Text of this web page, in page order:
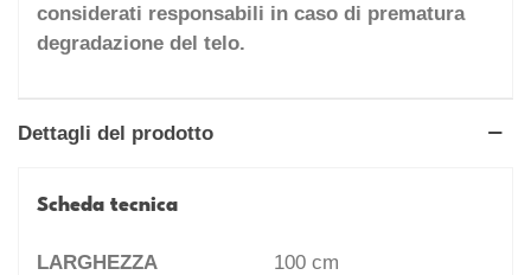
considerati responsabili in caso di prematura
degradazione del telo.
Dettagli del prodotto
Scheda tecnica
LARGHEZZA
100 cm